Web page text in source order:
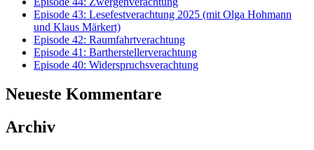
Episode 43: Lesefestverachtung 2025 (mit Olga Hohmann
und Klaus Märkert)
Episode 42: Raumfahrtverachtung
Episode 41: Bartherstellerverachtung
Episode 40: Widerspruchsverachtung
Neueste Kommentare
Archiv